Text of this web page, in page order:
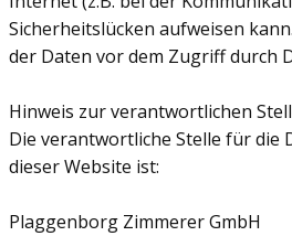
Sicherheitslücken aufweisen
der Daten vor dem Zugriff durch
Hinweis zur verantwortlichen
Die verantwortliche Stelle für die
dieser Website ist:
Plaggenborg Zimmerer GmbH